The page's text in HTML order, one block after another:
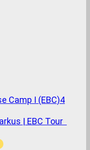
| EBC Tour